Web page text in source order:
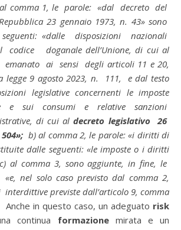
comma 1, le parole: «dal decreto del
23 gennaio 1973, n. 43» sono
«dalle disposizioni nazionali
codice doganale dell’Unione, di cui al
emanato ai sensi degli articoli 11 e 20,
legge 9 agosto 2023, n. 111, e dal testo
legislative concernenti le imposte
e sui consumi e relative sanzioni
di cui aldecreto legislativo 26
b) al comma 2, le parole: «i diritti di
dalle seguenti: «le imposte o i diritti
comma 3, sono aggiunte, in fine, le
nel solo caso previsto dal comma 2,
previste dall’articolo 9, comma
Anche in questo caso, un adeguato risk
continua formazionemirata e un